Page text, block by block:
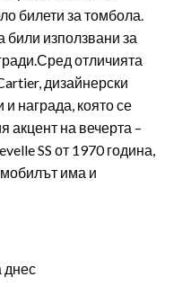
билети за томбола.
били използвани за
отличията
дизайнерски
награда, която се
акцент на вечерта –
SS от 1970 година,
има и
днес